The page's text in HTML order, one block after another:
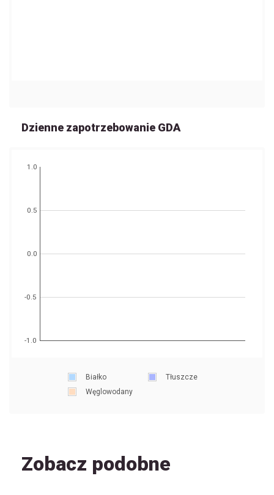
Dzienne zapotrzebowanie GDA
-1.0
-0.5
0.0
0.5
1.0
Białko
Tłuszcze
Węglowodany
Zobacz podobne